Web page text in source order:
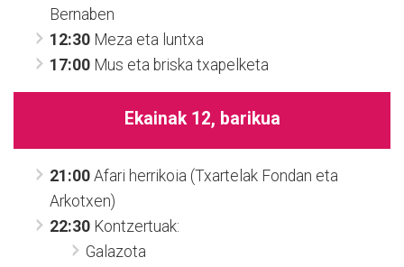
Bernaben
12:30 Meza eta luntxa
17:00 Mus eta briska txapelketa
Ekainak 12, barikua
21:00 Afari herrikoia (Txartelak Fondan eta
Arkotxen)
22:30 Kontzertuak:
Galazota